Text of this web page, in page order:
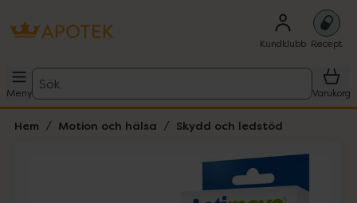
Kundklubb Recept
Meny
Sök
Varukorg
Hem Motion och hälsa Skydd och ledstöd
Lista: . Innehåller 2 objekt.